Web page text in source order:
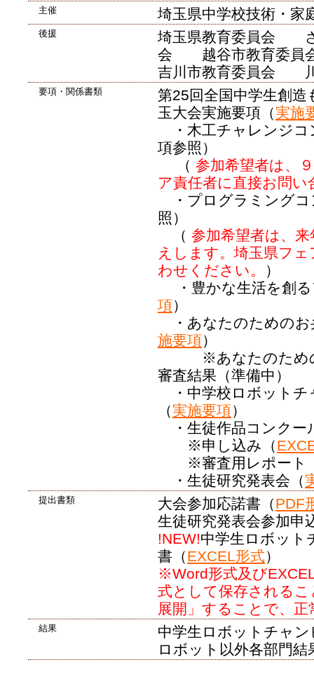
主催 埼玉県中学校技術・家
後援
埼玉県教育委員会
会 越谷市教育委員
吉川市教育委員会
要項・関係書類
第25回全国中学生創
玉大会実施要項（実施
・木工チャレンジコ
項参照）
（ 参加希望者は、
ア責任者に直接お問
・プログラミングコ
照）
（ 参加希望者は、
えします。埼玉県フ
わせください。
）
・豊かな生活を創る
項）
・あなたのためのお
施要項）
※あなたのための
審査結果（準備中）
・中学校ロボットチ
（実施要項）
・生徒作品コンクー
※申し込み（
※審査用レポート
・生徒研究発表会（
提出書類 大会参加応諾書（PDF
生徒研究発表会参加申
!NEW!中学生ロボット
書（EXCEL形式）
※Word形式及び
式として保存される
展開」することで、
結果
中学生ロボットチャ
ロボット以外各部門結